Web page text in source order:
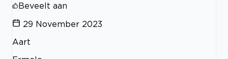
Beveelt aan
29 November 2023
Aart